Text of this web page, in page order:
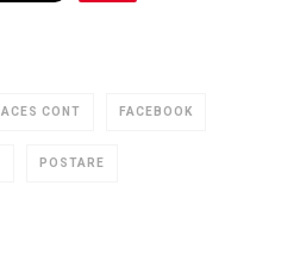
ACES CONT FACEBOOK
POSTARE